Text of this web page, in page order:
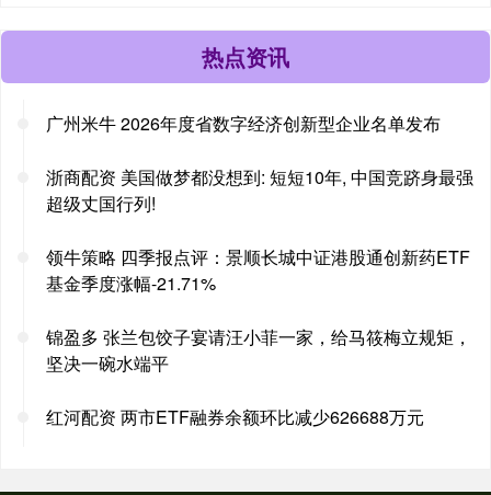
热点资讯
广州米牛 2026年度省数字经济创新型企业名单发布
浙商配资 美国做梦都没想到: 短短10年, 中国竞跻身最强
超级丈国行列!
领牛策略 四季报点评：景顺长城中证港股通创新药ETF
基金季度涨幅-21.71%
锦盈多 张兰包饺子宴请汪小菲一家，给马筱梅立规矩，
坚决一碗水端平
红河配资 两市ETF融券余额环比减少626688万元